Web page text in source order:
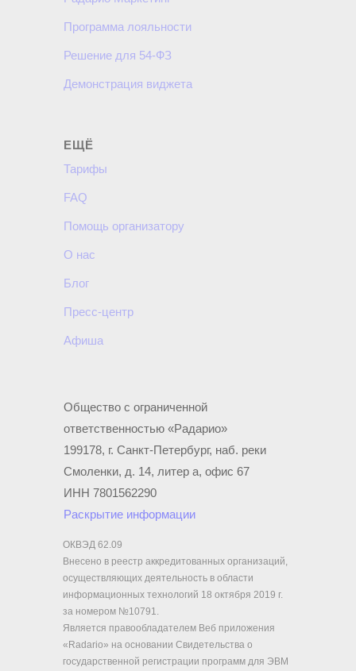
Программа лояльности
Решение для 54-ФЗ
Демонстрация виджета
Тарифы
FAQ
Помощь организатору
О нас
Блог
Пресс-центр
Афиша
ЕЩЁ
ОКВЭД 62.09
Внесено в реестр аккредитованных организаций,
осуществляющих деятельность в области
информационных технологий 18 октября 2019 г.
за номером №10791.
Является правообладателем Веб приложения
«Radario» на основании Свидетельства о
государственной регистрации программ для ЭВМ
Общество с ограниченной
ответственностью «Радарио»
199178, г. Санкт-Петербург, наб. реки
Смоленки, д. 14, литер а, офис 67
ИНН 7801562290
Раскрытие информации